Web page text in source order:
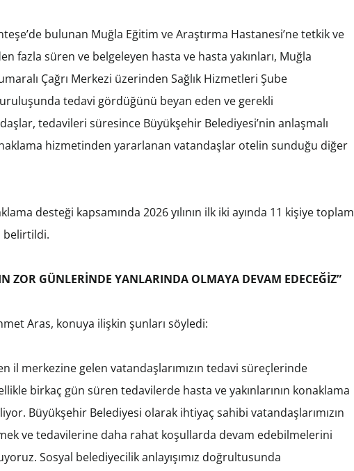
bulunan Muğla Eğitim ve Araştırma Hastanesi’ne tetkik ve
fazla süren ve belgeleyen hasta ve hasta yakınları, Muğla
Çağrı Merkezi üzerinden Sağlık Hizmetleri Şube
tedavi gördüğünü beyan eden ve gerekli
tedavileri süresince Büyükşehir Belediyesi’nin anlaşmalı
hizmetinden yararlanan vatandaşlar otelin sunduğu diğer
desteği kapsamında 2026 yılının ilk iki ayında 11 kişiye toplam
belirtildi.
ZOR GÜNLERİNDE YANLARINDA OLMAYA DEVAM EDECEĞİZ”
Aras, konuya ilişkin şunları söyledi:
il merkezine gelen vatandaşlarımızın tedavi süreçlerinde
birkaç gün süren tedavilerde hasta ve yakınlarının konaklama
Büyükşehir Belediyesi olarak ihtiyaç sahibi vatandaşlarımızın
ve tedavilerine daha rahat koşullarda devam edebilmelerini
Sosyal belediyecilik anlayışımız doğrultusunda